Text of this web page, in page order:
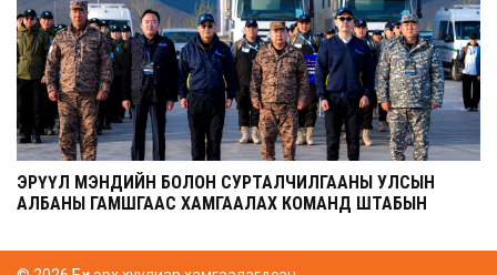
ЭРҮҮЛ МЭНДИЙН БОЛОН СУРТАЛЧИЛГААНЫ УЛСЫН
АЛБАНЫ ГАМШГААС ХАМГААЛАХ КОМАНД ШТАБЫН